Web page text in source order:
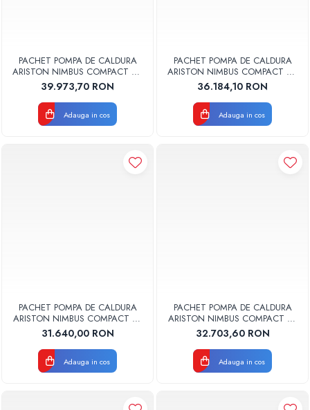
PACHET POMPA DE CALDURA
ARISTON NIMBUS COMPACT 80
M-T NET TRIFAZAT 3300860
39.973,70 RON
Adauga in cos
PACHET POMPA DE CALDURA
ARISTON NIMBUS COMPACT 90
M NET MONOFAZAT
36.184,10 RON
Adauga in cos
PACHET POMPA DE CALDURA
ARISTON NIMBUS COMPACT 50
S NET MONOFAZAT 3301892
31.640,00 RON
Adauga in cos
PACHET POMPA DE CALDURA
ARISTON NIMBUS COMPACT 50
M NET MONOFAZAT 3301856
32.703,60 RON
Adauga in cos